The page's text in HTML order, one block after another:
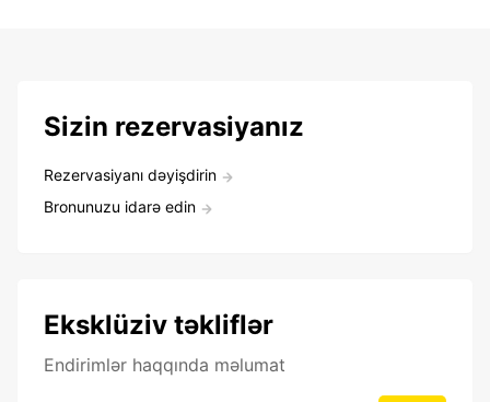
Sizin rezervasiyanız
Rezervasiyanı dəyişdirin
Bronunuzu idarə edin
Eksklüziv təkliflər
Endirimlər haqqında məlumat